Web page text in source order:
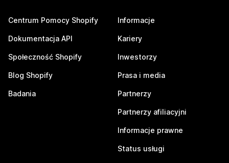
Centrum Pomocy Shopify
Dokumentacja API
Społeczność Shopify
Blog Shopify
Badania
Informacje
Kariery
Inwestorzy
Prasa i media
Partnerzy
Partnerzy afiliacyjni
Informacje prawne
Status usługi